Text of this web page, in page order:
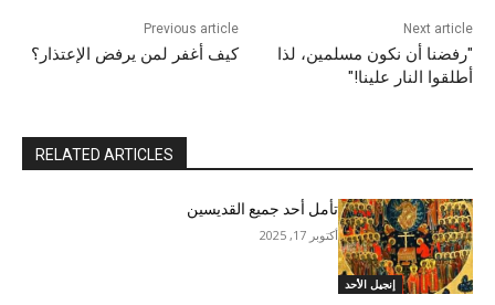
Previous article
كيف أغفر لمن يرفض الإعتذار؟
Next article
"رفضنا أن نكون مسلمين، لذا
أطلقوا النار علينا!"
RELATED ARTICLES
إنجيل الأحد
تأمل أحد جميع القديسين
أكتوبر 17, 2025